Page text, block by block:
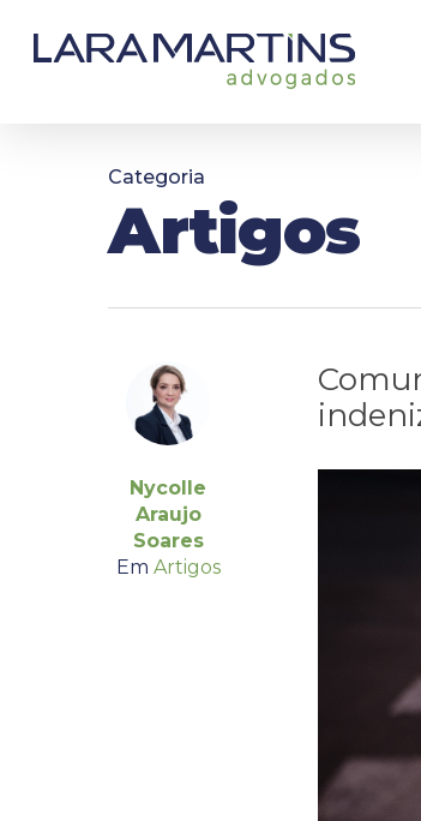
main
Categoria
Artigos
Nycolle
Araujo
Soares
Em Artigos